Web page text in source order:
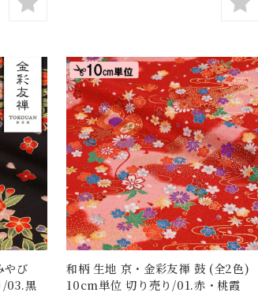
やび
/03.黒
和柄 生地 京・金彩友禅 鼓 (全2色)
10cm単位 切り売り/01.赤・桃霞